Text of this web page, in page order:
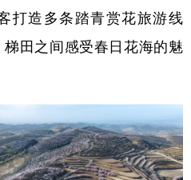
打造多条踏青赏花旅游线
田之间感受春日花海的魅